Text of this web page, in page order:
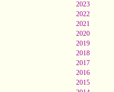
2023
2022
2021
2020
2019
2018
2017
2016
2015